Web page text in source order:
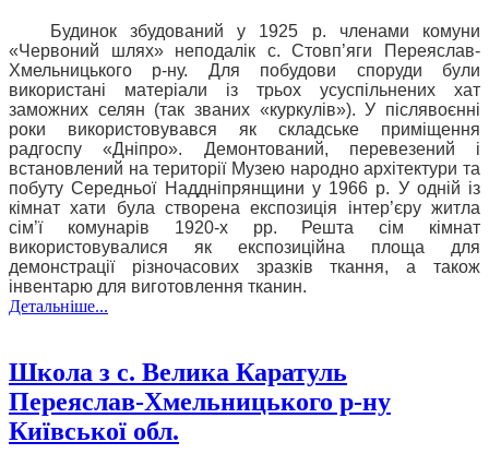
Будинок збудований у 1925 р. членами комуни
«Червоний шлях» неподалік с. Стовп’яги Переяслав-
Хмельницького р-ну. Для побудови споруди були
використані матеріали із трьох усуспільнених хат
заможних селян (так званих «куркулів»). У післявоєнні
роки використовувався як складське приміщення
радгоспу «Дніпро». Демонтований, перевезений і
встановлений на території Музею народно архітектури та
побуту Середньої Наддніпрянщини у 1966 р. У одній із
кімнат хати була створена експозиція інтер’єру житла
сім’ї комунарів 1920-х рр. Решта сім кімнат
використовувалися як експозиційна площа для
демонстрації різночасових зразків ткання, а також
інвентарю для виготовлення тканин.
Детальніше...
Школа з с. Велика Каратуль
Переяслав-Хмельницького р-ну
Київської обл.